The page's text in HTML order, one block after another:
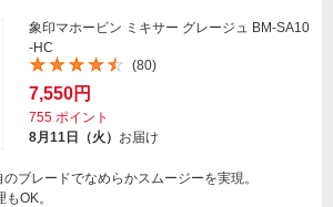
象印マホービン ミキサー グレージュ BM-SA10
-HC
(80)
7,550円
755 ポイント
8月11日（火） お届け
ブレードでなめらかスムージーを実現。
OK。